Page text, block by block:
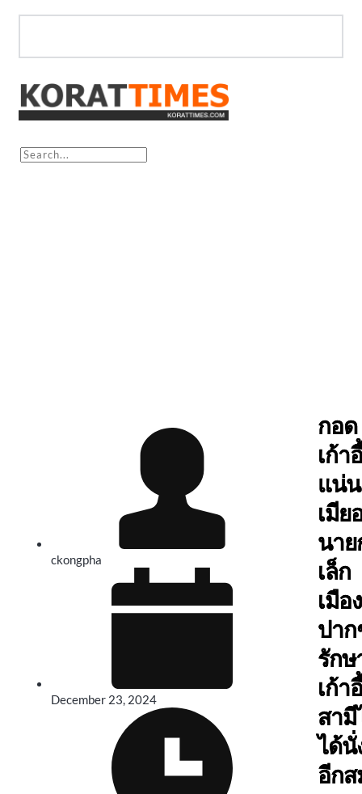
ckongpha
December 23, 2024
กอด
เก้าอี้
แน่
เมีย
นาย
เล็ก
เมือง
ปา
รักษ
เก้าอี้
สามี
ได้นั่
อีก